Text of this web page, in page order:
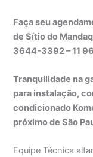
Faça seu
de Sítio do
3644-3392 – 11
Tranquilidade na
para instalação,
condicionado
próximo de São
Equipe Técnica